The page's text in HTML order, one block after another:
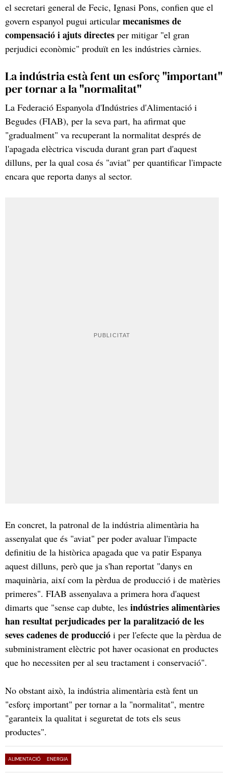
el secretari general de Fecic, Ignasi Pons, confien que el
govern espanyol pugui articular mecanismes de
compensació i ajuts directes per mitigar "el gran
perjudici econòmic" produït en les indústries càrnies.
La indústria està fent un esforç "important"
per tornar a la "normalitat"
La Federació Espanyola d'Indústries d'Alimentació i
Begudes (FIAB), per la seva part, ha afirmat que
"gradualment" va recuperant la normalitat després de
l'apagada elèctrica viscuda durant gran part d'aquest
dilluns, per la qual cosa és "aviat" per quantificar l'impacte
encara que reporta danys al sector.
En concret, la patronal de la indústria alimentària ha
assenyalat que és "aviat" per poder avaluar l'impacte
definitiu de la històrica apagada que va patir Espanya
aquest dilluns, però que ja s'han reportat "danys en
maquinària, així com la pèrdua de producció i de matèries
primeres". FIAB assenyalava a primera hora d'aquest
dimarts que "sense cap dubte, les indústries alimentàries
han resultat perjudicades per la paralització de les
seves cadenes de producció i per l'efecte que la pèrdua de
subministrament elèctric pot haver ocasionat en productes
que ho necessiten per al seu tractament i conservació".
No obstant això, la indústria alimentària està fent un
"esforç important" per tornar a la "normalitat", mentre
"garanteix la qualitat i seguretat de tots els seus
productes".
ALIMENTACIÓ ENERGIA